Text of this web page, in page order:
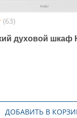
(63)
духовой шкаф
ДОБАВИТЬ В